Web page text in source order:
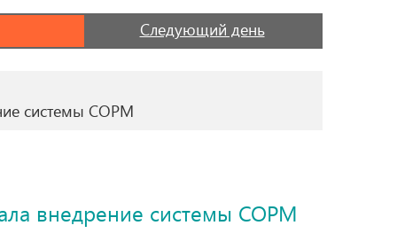
Следующий день
системы СОРМ
внедрение системы СОРМ